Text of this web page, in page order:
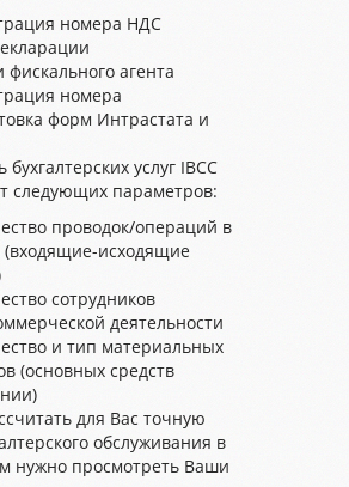
номера НДС
фискального агента
номера
форм Интрастата и
бухгалтерских услуг IBCC
следующих параметров:
проводок/операций в
(входящие-исходящие
сотрудников
деятельности
и тип материальных
(основных средств
для Вас точную
обслуживания в
нужно просмотреть Ваши